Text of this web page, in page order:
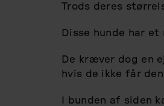
Trods deres
Disse hunde har
De kræver dog en
hvis de ikke får
I bunden af siden